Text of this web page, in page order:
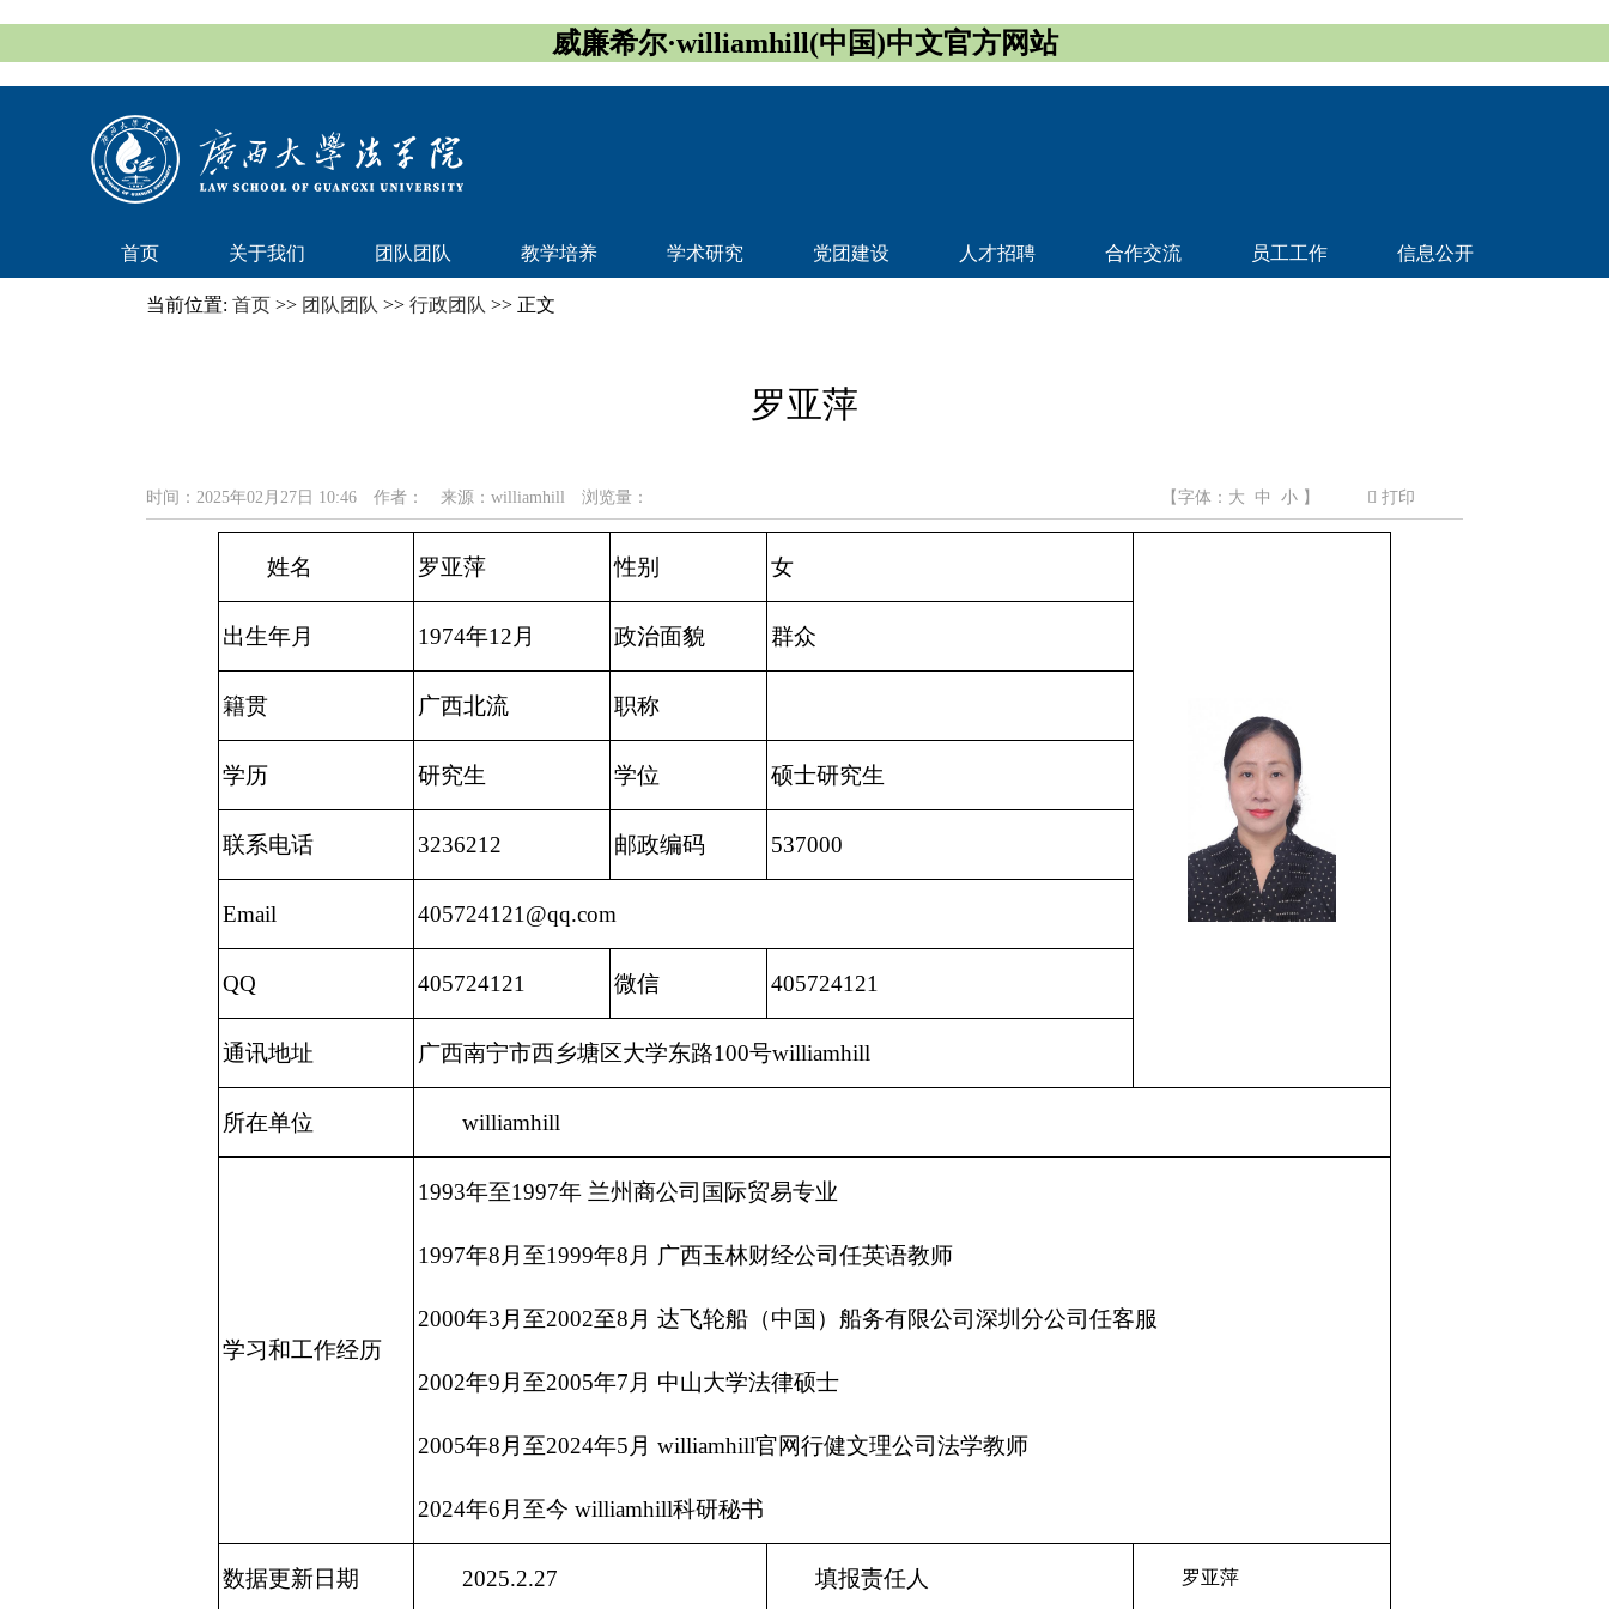
威廉希尔·williamhill(中国)中文官方网站
首页 关于我们 团队团队 教学培养 学术研究 党团建设 人才招聘 合作交流 员工工作 信息公开
当前位置: 首页 >> 团队团队 >> 行政团队 >> 正文
罗亚萍
时间：2025年02月27日 10:46 作者： 来源：williamhill 浏览量： 打印
【字体： 大 中 小 】
姓名 罗亚萍 性别 女
出生年月 1974年12月 政治面貌 群众
籍贯 广西北流 职称
学历 研究生 学位 硕士研究生
联系电话 3236212 邮政编码 537000
Email 405724121@qq.com
QQ 405724121 微信 405724121
通讯地址 广西南宁市西乡塘区大学东路100号williamhill
所在单位 williamhill
学习和工作经历
1993年至1997年 兰州商公司国际贸易专业
1997年8月至1999年8月 广西玉林财经公司任英语教师
2000年3月至2002至8月 达飞轮船（中国）船务有限公司深圳分公司任客服
2002年9月至2005年7月 中山大学法律硕士
2005年8月至2024年5月 williamhill官网行健文理公司法学教师
2024年6月至今 williamhill科研秘书
数据更新日期 2025.2.27 填报责任人 罗亚萍